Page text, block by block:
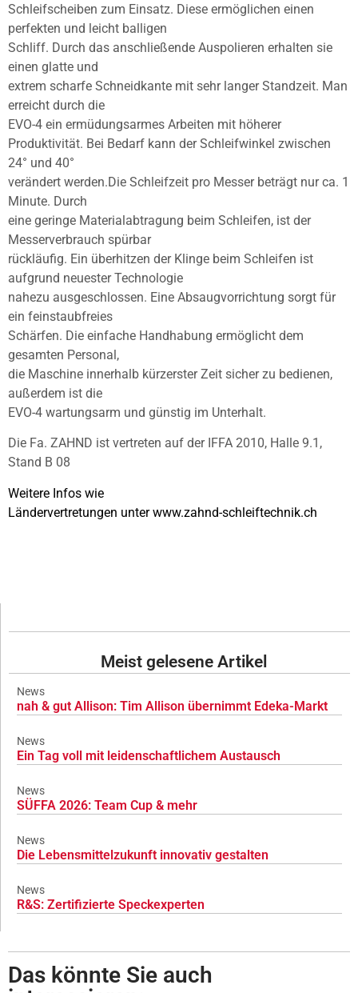
Schleifscheiben zum Einsatz. Diese ermöglichen einen
perfekten und leicht balligen
Schliff. Durch das anschließende Auspolieren erhalten sie
einen glatte und
extrem scharfe Schneidkante mit sehr langer Standzeit. Man
erreicht durch die
EVO-4 ein ermüdungsarmes Arbeiten mit höherer
Produktivität. Bei Bedarf kann der Schleifwinkel zwischen
24° und 40°
verändert werden.Die Schleifzeit pro Messer beträgt nur ca. 1
Minute. Durch
eine geringe Materialabtragung beim Schleifen, ist der
Messerverbrauch spürbar
rückläufig. Ein überhitzen der Klinge beim Schleifen ist
aufgrund neuester Technologie
nahezu ausgeschlossen. Eine Absaugvorrichtung sorgt für
ein feinstaubfreies
Schärfen. Die einfache Handhabung ermöglicht dem
gesamten Personal,
die Maschine innerhalb kürzerster Zeit sicher zu bedienen,
außerdem ist die
EVO-4 wartungsarm und günstig im Unterhalt.
Die Fa. ZAHND ist vertreten auf der IFFA 2010, Halle 9.1,
Stand B 08
Weitere Infos wie
Ländervertretungen unterwww.zahnd-schleiftechnik.ch
Meist gelesene Artikel
News
nah & gut Allison: Tim Allison übernimmt Edeka-Markt
News
Ein Tag voll mit leidenschaftlichem Austausch
News
SÜFFA 2026: Team Cup & mehr
News
Die Lebensmittelzukunft innovativ gestalten
News
R&S: Zertifizierte Speckexperten
Das könnte Sie auch